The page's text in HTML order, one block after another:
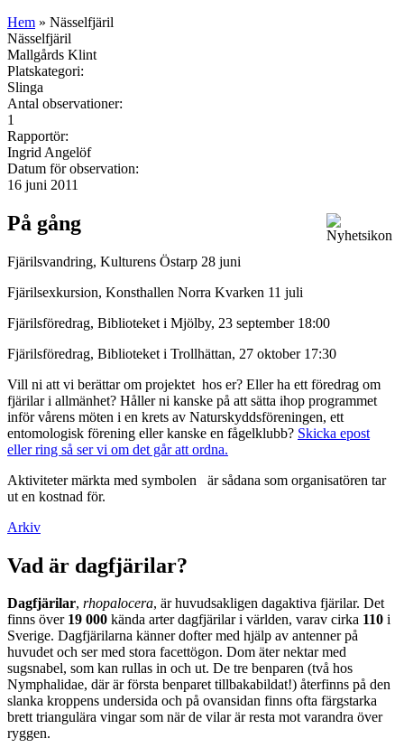
Hem » Nässelfjäril
Nässelfjäril
Mallgårds Klint
Platskategori:
Slinga
Antal observationer:
1
Rapportör:
Ingrid Angelöf
Datum för observation:
16 juni 2011
På gång
Fjärilsvandring, Kulturens Östarp 28 juni
Fjärilsexkursion, Konsthallen Norra Kvarken 11 juli
Fjärilsföredrag, Biblioteket i Mjölby, 23 september 18:00
Fjärilsföredrag, Biblioteket i Trollhättan, 27 oktober 17:30
Vill ni att vi berättar om projektet hos er? Eller ha ett föredrag om
fjärilar i allmänhet? Håller ni kanske på att sätta ihop programmet
inför vårens möten i en krets av Naturskyddsföreningen, ett
entomologisk förening eller kanske en fågelklubb? Skicka epost
eller ring så ser vi om det går att ordna.
Aktiviteter märkta med symbolen
är sådana som organisatören tar
ut en kostnad för.
Arkiv
Vad är dagfjärilar?
Dagfjärilar, rhopalocera, är huvudsakligen dagaktiva fjärilar. Det
finns över 19 000 kända arter dagfjärilar i världen, varav cirka 110 i
Sverige. Dagfjärilarna känner dofter med hjälp av antenner på
huvudet och ser med stora facettögon. Dom äter nektar med
sugsnabel, som kan rullas in och ut. De tre benparen (två hos
Nymphalidae, där är första benparet tillbakabildat!) återfinns på den
slanka kroppens undersida och på ovansidan finns ofta färgstarka
brett triangulära vingar som när de vilar är resta mot varandra över
ryggen.